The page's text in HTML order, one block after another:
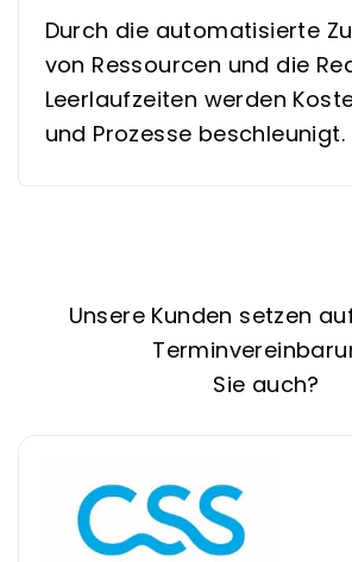
Durch die automatisierte
von Ressourcen und die
Leerlaufzeiten werden
und Prozesse beschleunigt.
Unsere Kunden setzen
Sie auch?